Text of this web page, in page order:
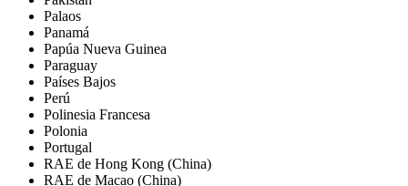
Palaos
Panamá
Papúa Nueva Guinea
Paraguay
Países Bajos
Perú
Polinesia Francesa
Polonia
Portugal
RAE de Hong Kong (China)
RAE de Macao (China)